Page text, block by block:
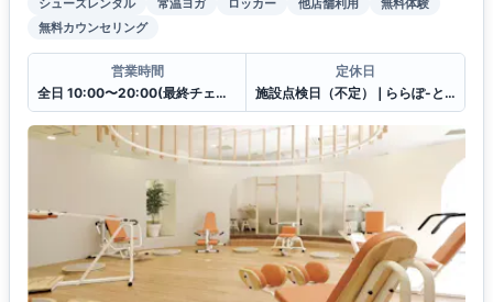
シューズレンタル 常温ヨガ ロッカー 他店舗利用
無料体験
無料カウンセリング
営業時間
全日 10:00〜20:00(最終チェックイン19:30)
定休日
施設点検日（不定）❘ららぽ-と立川立飛休館日（連動）